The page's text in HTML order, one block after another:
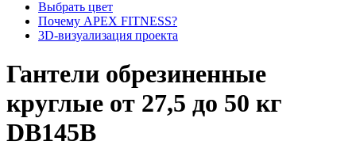
Выбрать цвет
Почему APEX FITNESS?
3D-визуализация проекта
Гантели обрезиненные
круглые от 27,5 до 50 кг
DB145B